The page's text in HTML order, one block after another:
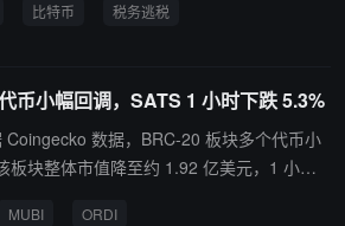
的资本收益隐匿于链上，所得利润持续被
络并交叉比对交易所申报数据，有效追踪逃
着新型数字资产类别持续涌现，链上真实财
差距将成为全球执法机构的重点调查目
比特币 税务逃税
币小幅回调，SATS 1 小时下跌 5.3%
数据，BRC-20 板块多个代币小
板块整体市值降至约 1.92 亿美元，1 小时
MUBI ORDI